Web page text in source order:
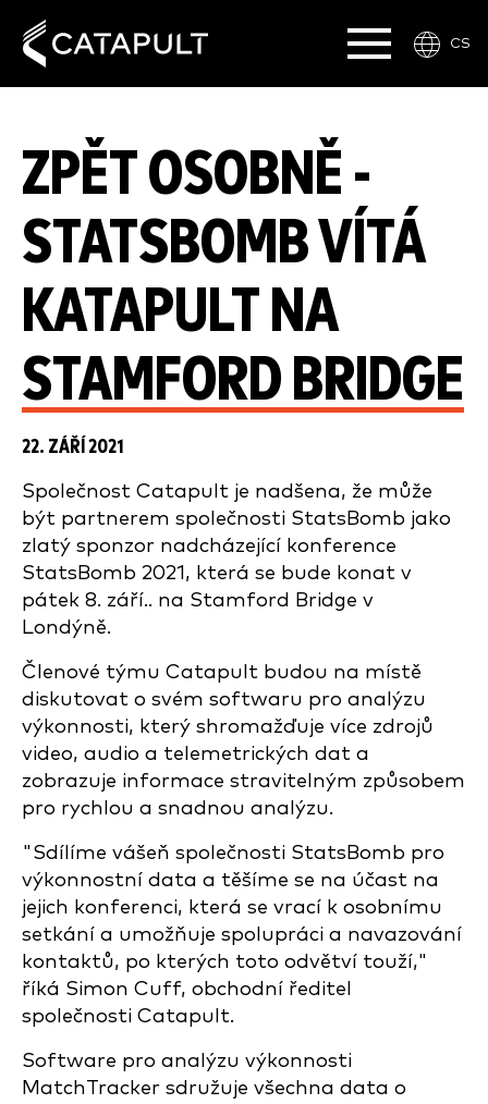
CS
ZPĚT OSOBNĚ -
STATSBOMB VÍTÁ
KATAPULT NA
STAMFORD BRIDGE
22. ZÁŘÍ 2021
Společnost Catapult je nadšena, že může
být partnerem společnosti StatsBomb jako
zlatý sponzor nadcházející konference
StatsBomb 2021, která se bude konat v
pátek 8. září.. na Stamford Bridge v
Londýně.
Členové týmu Catapult budou na místě
diskutovat o svém softwaru pro analýzu
výkonnosti, který shromažďuje více zdrojů
video, audio a telemetrických dat a
zobrazuje informace stravitelným způsobem
pro rychlou a snadnou analýzu.
"Sdílíme vášeň společnosti StatsBomb pro
výkonnostní data a těšíme se na účast na
jejich konferenci, která se vrací k osobnímu
setkání a umožňuje spolupráci a navazování
kontaktů, po kterých toto odvětví touží,"
říká Simon Cuff, obchodní ředitel
společnosti Catapult.
Software pro analýzu výkonnosti
MatchTracker sdružuje všechna data o